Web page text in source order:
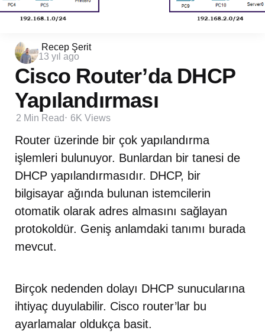
Posted
by
Recep Şerit
13 yıl ago
Cisco Router’da DHCP
Yapılandırması
2 Min Read 6K Views
Router üzerinde bir çok yapılandırma
işlemleri bulunuyor. Bunlardan bir tanesi de
DHCP yapılandırmasıdır. DHCP, bir
bilgisayar ağında bulunan istemcilerin
otomatik olarak adres almasını sağlayan
protokoldür. Geniş anlamdaki tanımı burada
mevcut.
Birçok nedenden dolayı DHCP sunucularına
ihtiyaç duyulabilir. Cisco router’lar bu
ayarlamalar oldukça basit.